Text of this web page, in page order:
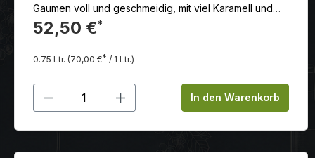
Gaumen voll und geschmeidig, mit viel Karamell und
einem weichen, warmen Abgang
52,50 €*
0.75 Ltr. (70,00 €* / 1 Ltr.)
Produkt Anzahl: Gib denIn den Warenkorb